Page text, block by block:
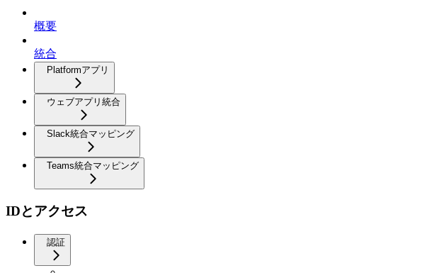
概要
統合
Platformアプリ
ウェブアプリ統合
Slack統合マッピング
Teams統合マッピング
IDとアクセス
認証